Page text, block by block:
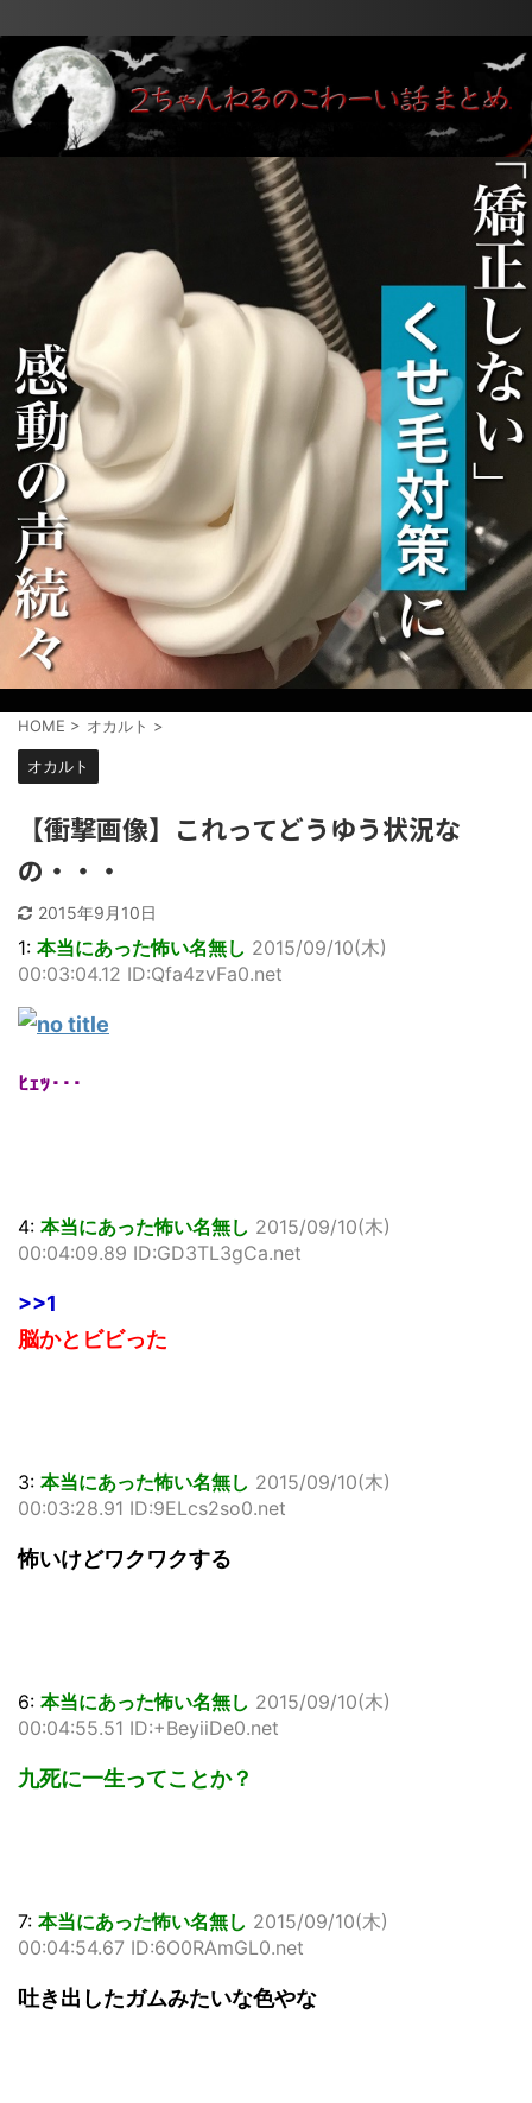
HOME > オカルト >
オカルト
【衝撃画像】これってどうゆう状況な
の・・・
2015年9月10日
1: 本当にあった怖い名無し 2015/09/10(木)
00:03:04.12 ID:Qfa4zvFa0.net
ﾋｪｯ･･･
4: 本当にあった怖い名無し 2015/09/10(木)
00:04:09.89 ID:GD3TL3gCa.net
>>1
脳かとビビった
3: 本当にあった怖い名無し 2015/09/10(木)
00:03:28.91 ID:9ELcs2so0.net
怖いけどワクワクする
6: 本当にあった怖い名無し 2015/09/10(木)
00:04:55.51 ID:+BeyiiDe0.net
九死に一生ってことか？
7: 本当にあった怖い名無し 2015/09/10(木)
00:04:54.67 ID:6O0RAmGL0.net
吐き出したガムみたいな色やな